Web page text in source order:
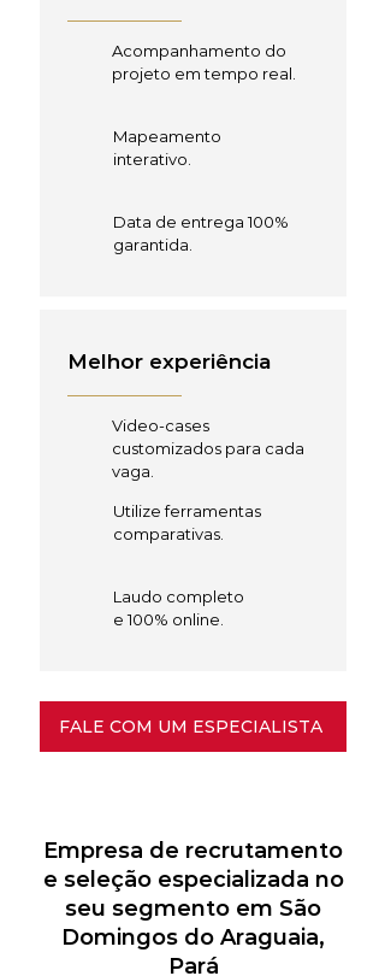
Acompanhamento do
projeto em tempo real.
Mapeamento
interativo.
Data de entrega 100%
garantida.
Melhor experiência
Video-cases
customizados para cada
vaga.
Utilize ferramentas
comparativas.
Laudo completo
e 100% online.
FALE COM UM ESPECIALISTA
Empresa de recrutamento
e seleção especializada no
seu segmento em São
Domingos do Araguaia,
Pará